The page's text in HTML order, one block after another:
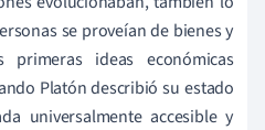
se proveían de bienes y
primeras ideas económicas
Platóndescribió su estado
universalmente accesible y